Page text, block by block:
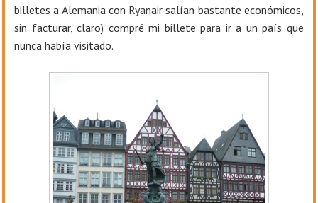
billetes a Alemania con Ryanair salían bastante económicos,
sin facturar, claro) compré mi billete para ir a un país que
nunca había visitado.